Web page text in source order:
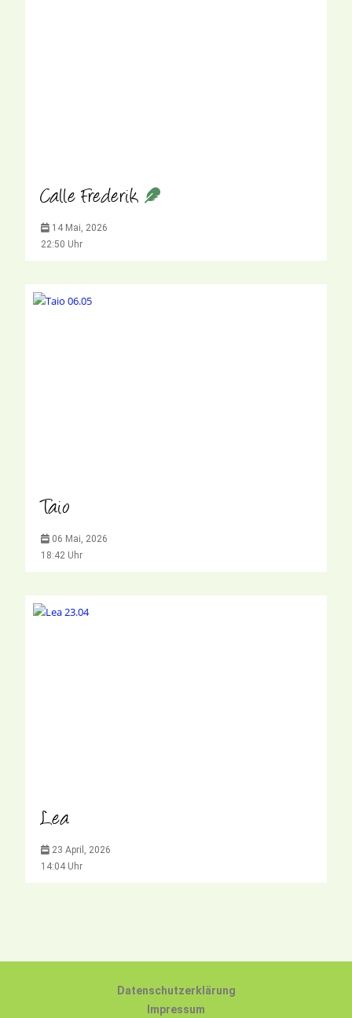
Calle Frederik
14 Mai, 2026
22:50 Uhr
Taio
06 Mai, 2026
18:42 Uhr
Lea
23 April, 2026
14:04 Uhr
Datenschutzerklärung
Impressum